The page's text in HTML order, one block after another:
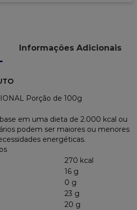
Informações Adicionais
Porção de 100g
em uma dieta de 2.000 kcal ou
podem ser maiores ou menores
energéticas.
270 kcal
16 g
0 g
23 g
20 g